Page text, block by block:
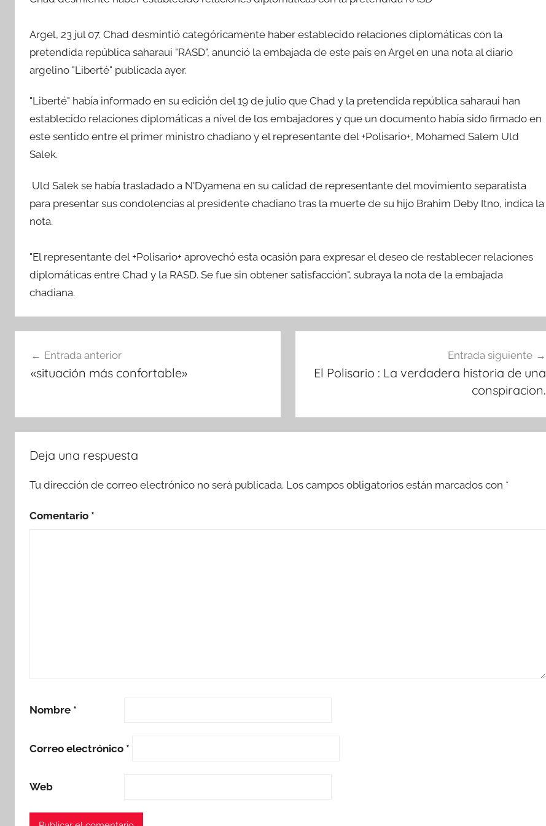
Argel, 23 jul 07. Chad desmintió categóricamente haber establecido relaciones diplomáticas con la
pretendida república saharaui "RASD", anunció la embajada de este país en Argel en una nota al diario
argelino "Liberté" publicada ayer.
"Liberté" había informado en su edición del 19 de julio que Chad y la pretendida república saharaui han
establecido relaciones diplomáticas a nivel de los embajadores y que un documento había sido firmado en
este sentido entre el primer ministro chadiano y el representante del +Polisario+, Mohamed Salem Uld
Salek.
Uld Salek se había trasladado a N'Dyamena en su calidad de representante del movimiento separatista
para presentar sus condolencias al presidente chadiano tras la muerte de su hijo Brahim Deby Itno, indica la
nota.
"El representante del +Polisario+ aprovechó esta ocasión para expresar el deseo de restablecer relaciones
diplomáticas entre Chad y la RASD. Se fue sin obtener satisfacción", subraya la nota de la embajada
chadiana.
de
Entrada anterior
«situación más confortable»
Entrada siguiente
El Polisario : La verdadera historia de una
conspiracion.
Deja una respuesta
Tu dirección de correo electrónico no será publicada. Los campos obligatorios están marcados con *
Comentario *
Nombre *
Correo electrónico *
Web